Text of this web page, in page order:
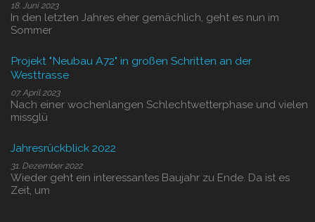
18. Juni 2023
In den letzten Jahres eher gemächlich, geht es nun im
Sommer
Projekt "Neubau A72" in großen Schritten an der
Westtrasse
07. April 2023
Nach einer wochenlangen Schlechtwetterphase und vielen
missglü
Jahresrückblick 2022
31. Dezember 2022
Wieder geht ein interessantes Baujahr zu Ende. Da ist es
Zeit, um